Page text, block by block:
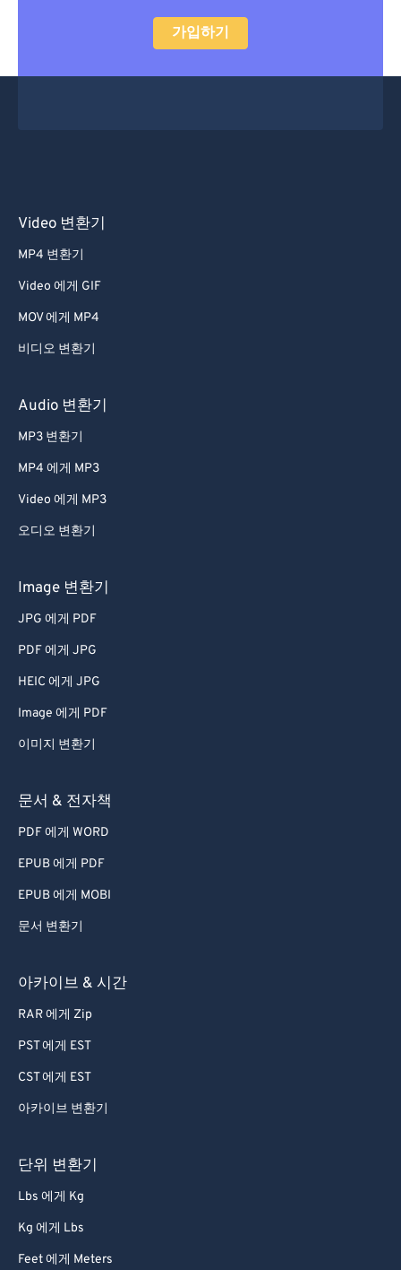
가입하기
Video 변환기
MP4 변환기
Video 에게 GIF
MOV 에게 MP4
비디오 변환기
Audio 변환기
MP3 변환기
MP4 에게 MP3
Video 에게 MP3
오디오 변환기
Image 변환기
JPG 에게 PDF
PDF 에게 JPG
HEIC 에게 JPG
Image 에게 PDF
이미지 변환기
문서 & 전자책
PDF 에게 WORD
EPUB 에게 PDF
EPUB 에게 MOBI
문서 변환기
아카이브 & 시간
RAR 에게 Zip
PST 에게 EST
CST 에게 EST
아카이브 변환기
단위 변환기
Lbs 에게 Kg
Kg 에게 Lbs
Feet 에게 Meters